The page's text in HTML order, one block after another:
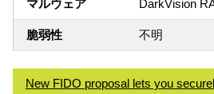
マルウェア DarkVision
脆弱性 不明
New FIDO proposal lets you